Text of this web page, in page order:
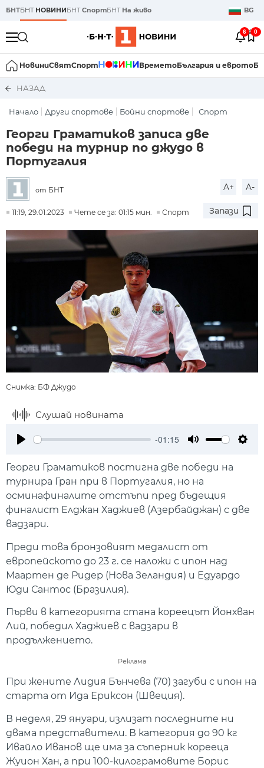
БНТБНТ НОВИНИБНТСпортБНТ На живо BG
6 0
НовиниСвятСпорт ВреметоБългария и еврото
НАЗАД
Начало Други спортове Бойни спортове Спорт
Георги Граматиков записа две
победи на турнир по джудо в
Португалия
от БНТ A+ A-
11:19, 29.01.2023 Чете се за: 01:15 мин. Спорт Запази
Снимка: БФ Джудо
Слушай новината
-01:15
Георги Граматиков постигна две победи на
турнира Гран при в Португалия, но на
осминафиналите отстъпи пред бъдещия
финалист Елджан Хаджиев (Азербайджан) с две
вадзари.
Преди това бронзовият медалист от
европейското до 23 г. се наложи с ипон над
Маартен де Ридер (Нова Зеландия) и Едуардо
Юди Сантос (Бразилия).
Първи в категорията стана кореецът Йонхван
Лий, победил Хаджиев с вадзари в
продължението.
Реклама
При жените Лидия Бънчева (70) загуби с ипон на
старта от Ида Ериксон (Швеция).
В неделя, 29 януари, излизат последните ни
двама представители. В категория до 90 кг
Ивайло Иванов ще има за съперник корееца
Жуион Хан, а при 100-килограмовите Борис